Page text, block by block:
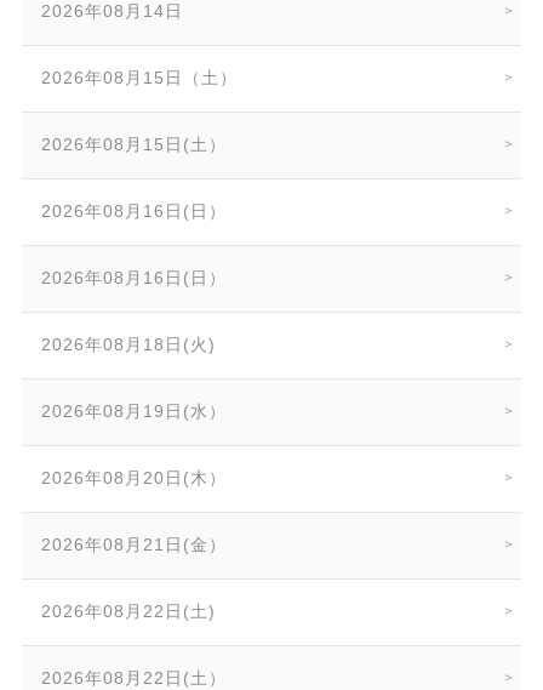
2026年08月14日
2026年08月15日（土）
2026年08月15日(土）
2026年08月16日(日）
2026年08月16日(日）
2026年08月18日(火)
2026年08月19日(水）
2026年08月20日(木）
2026年08月21日(金）
2026年08月22日(土)
2026年08月22日(土）